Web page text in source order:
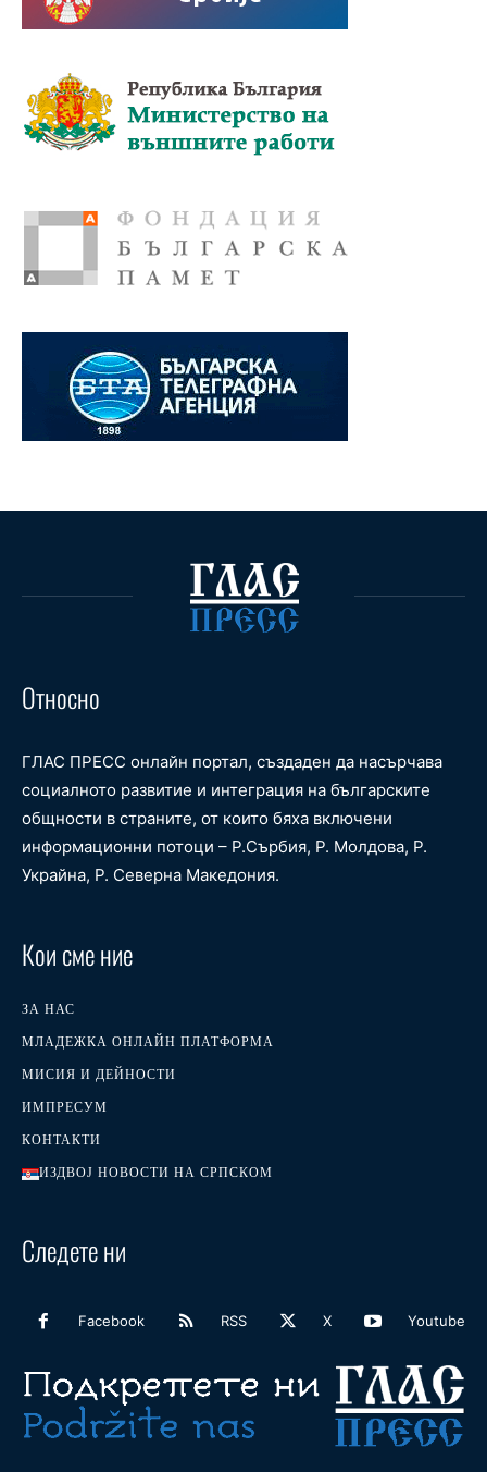
Относно
ГЛАС ПРЕСС онлайн портал, създаден да насърчава
социалното развитие и интеграция на българските
общности в страните, от които бяха включени
информационни потоци – Р.Сърбия, Р. Молдова, Р.
Украйна, Р. Северна Македония.
Кои сме ние
ЗА НАС
МЛАДЕЖКА ОНЛАЙН ПЛАТФОРМА
МИСИЯ И ДЕЙНОСТИ
ИМПРЕСУМ
КОНТАКТИ
ИЗДВОЈ НОВОСТИ НА СРПСКОМ
Следете ни
Facebook RSS X Youtube